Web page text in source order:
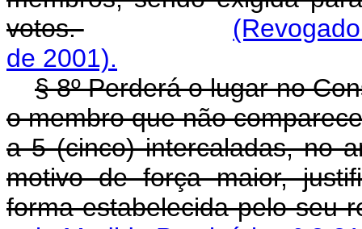
votos.
de 2001).
§ 8º Perderá o lugar no
o membro que não
a 5 (cinco) intercaladas, no
motivo de força maior,
forma estabelecida pelo seu